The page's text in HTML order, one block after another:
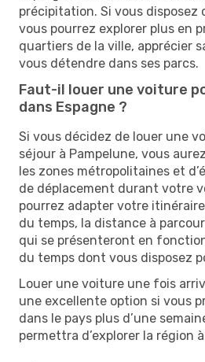
précipitation. Si vous disposez
vous pourrez explorer plus en
quartiers de la ville, apprécier
vous détendre dans ses parcs.
Faut-il louer une voiture
dans Espagne ?
Si vous décidez de louer une
séjour à Pampelune, vous
les zones métropolitaines et
de déplacement durant votre
pourrez adapter votre
du temps, la distance à
qui se présenteront en
du temps dont vous disposez
Louer une voiture une fois
une excellente option si vous
dans le pays plus d’une
permettra d’explorer la région